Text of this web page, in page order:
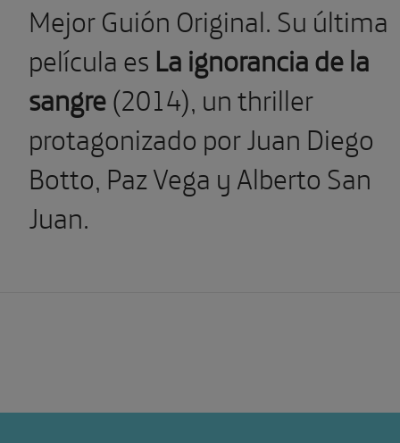
Mejor Guión Original. Su última
película es La ignorancia de la
sangre(2014), un thriller
protagonizado por Juan Diego
Botto, Paz Vega y Alberto San
Juan.